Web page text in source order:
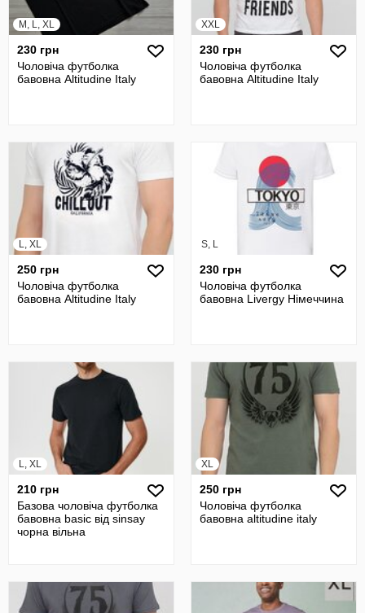
M, L, XL
230 грн
Чоловіча футболка
бавовна Altitudine Italy
XXL
230 грн
Чоловіча футболка
бавовна Altitudine Italy
L, XL
250 грн
Чоловіча футболка
бавовна Altitudine Italy
S, L
230 грн
Чоловіча футболка
бавовна Livergy Німеччина
L, XL
210 грн
Базова чоловіча футболка
бавовна basic від sinsay
чорна вільна
XL
250 грн
Чоловіча футболка
бавовна altitudine italy